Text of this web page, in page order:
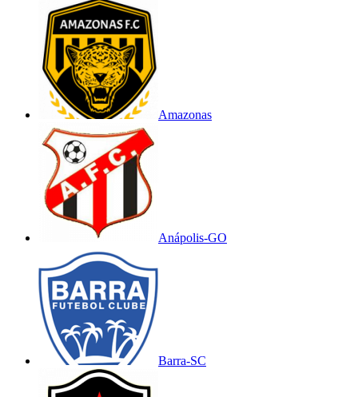
Amazonas
Anápolis-GO
Barra-SC